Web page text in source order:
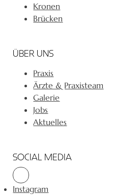
Kronen
Brücken
ÜBER UNS
Praxis
Ärzte & Praxisteam
Galerie
Jobs
Aktuelles
SOCIAL MEDIA
Instagram